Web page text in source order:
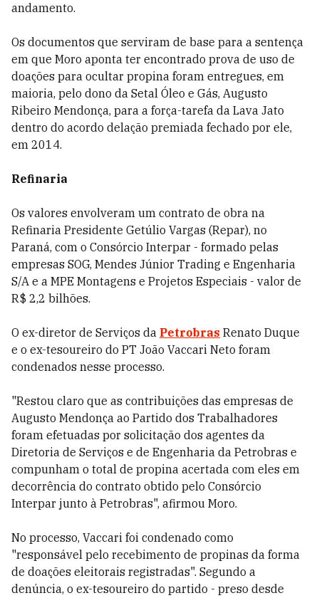
andamento.
Os documentos que serviram de base para a sentença
em que Moro aponta ter encontrado prova de uso de
doações para ocultar propina foram entregues, em
maioria, pelo dono da Setal Óleo e Gás, Augusto
Ribeiro Mendonça, para a força-tarefa da Lava Jato
dentro do acordo delação premiada fechado por ele,
em 2014.
Refinaria
Os valores envolveram um contrato de obra na
Refinaria Presidente Getúlio Vargas (Repar), no
Paraná, com o Consórcio Interpar - formado pelas
empresas SOG, Mendes Júnior Trading e Engenharia
S/A e a MPE Montagens e Projetos Especiais - valor de
R$ 2,2 bilhões.
O ex-diretor de Serviços da Petrobras Renato Duque
e o ex-tesoureiro do PT João Vaccari Neto foram
condenados nesse processo.
"Restou claro que as contribuições das empresas de
Augusto Mendonça ao Partido dos Trabalhadores
foram efetuadas por solicitação dos agentes da
Diretoria de Serviços e de Engenharia da Petrobras e
compunham o total de propina acertada com eles em
decorrência do contrato obtido pelo Consórcio
Interpar junto à Petrobras", afirmou Moro.
No processo, Vaccari foi condenado como
"responsável pelo recebimento de propinas da forma
de doações eleitorais registradas". Segundo a
denúncia, o ex-tesoureiro do partido - preso desde